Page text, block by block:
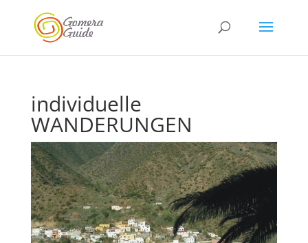
individuelle
WANDERUNGEN